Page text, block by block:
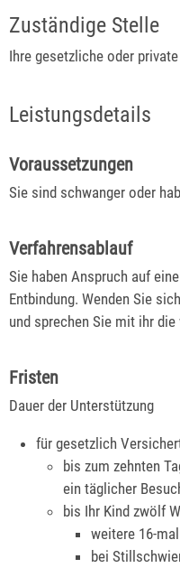
Zuständige Stelle
Ihre gesetzliche oder
Leistungsdetails
Voraussetzungen
Sie sind schwanger oder
Verfahrensablauf
Sie haben Anspruch auf
Entbindung. Wenden Sie
und sprechen Sie mit ihr
Fristen
Dauer der Unterstützung
für gesetzlich
bis zum zehnten
ein täglicher
bis Ihr Kind zwölf
weitere 16-mal
bei